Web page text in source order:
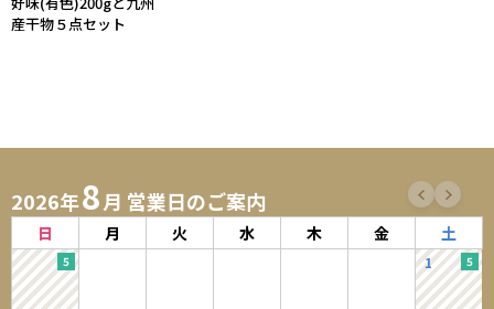
産干物５点セット
2026年8月 営業日のご案内
日 月 火 水 木 金 土
1